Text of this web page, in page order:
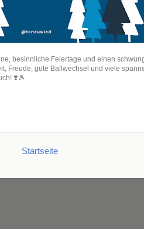
besinnliche Feiertage und einen
Freude, gute Ballwechsel und viele
❣️🎾
Startseite